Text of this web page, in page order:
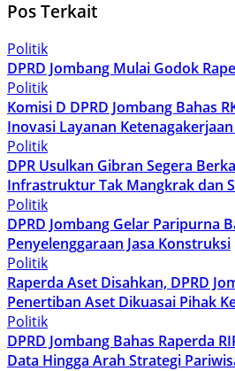
Pos Terkait
Politik
DPRD Jombang Mulai Godok
Politik
Komisi D DPRD Jombang Bahas
Inovasi Layanan
Politik
DPR Usulkan Gibran Segera
Infrastruktur Tak Mangkrak dan
Politik
DPRD Jombang Gelar Paripurna
Penyelenggaraan Jasa Konstruksi
Politik
Raperda Aset Disahkan, DPRD
Penertiban Aset Dikuasai Pihak
Politik
DPRD Jombang Bahas Raperda
Data Hingga Arah Strategi